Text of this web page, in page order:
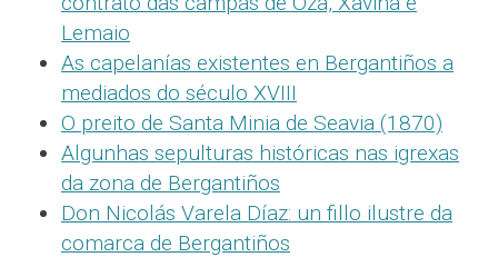
Lemaio
As capelanías existentes en Bergantiños a
mediados do século XVIII
O preito de Santa Minia de Seavia (1870)
Algunhas sepulturas históricas nas igrexas
da zona de Bergantiños
Don Nicolás Varela Díaz: un fillo ilustre da
comarca de Bergantiños